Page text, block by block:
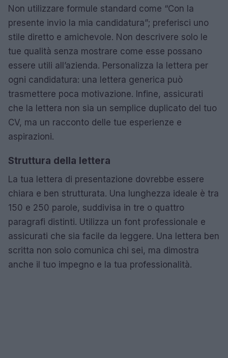
Non utilizzare formule standard come “Con la
presente invio la mia candidatura”; preferisci uno
stile diretto e amichevole. Non descrivere solo le
tue qualità senza mostrare come esse possano
essere utili all’azienda. Personalizza la lettera per
ogni candidatura: una lettera generica può
trasmettere poca motivazione. Infine, assicurati
che la lettera non sia un semplice duplicato del tuo
CV, ma un racconto delle tue esperienze e
aspirazioni.
Struttura della lettera
La tua lettera di presentazione dovrebbe essere
chiara e ben strutturata. Una lunghezza ideale è tra
150 e 250 parole, suddivisa in tre o quattro
paragrafi distinti. Utilizza un font professionale e
assicurati che sia facile da leggere. Una lettera ben
scritta non solo comunica chi sei, ma dimostra
anche il tuo impegno e la tua professionalità.